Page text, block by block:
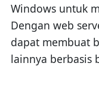
Windows untuk
Dengan web
dapat membuat
lainnya berbasis